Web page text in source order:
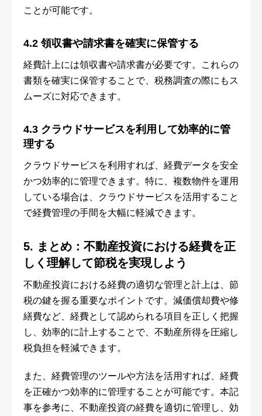
ことが可能です。
4.2 領収書や請求書を確実に保管する
経費計上には領収書や請求書が必要です。これらの
書類を確実に保管することで、税務調査の際にもス
ムーズに対応できます。
4.3 クラウドサービスを利用して効率的に管
理する
クラウドサービスを利用すれば、経費データを安全
かつ効率的に管理できます。特に、複数物件を運用
している場合は、クラウドサービスを活用すること
で経費管理の手間を大幅に軽減できます。
5. まとめ：不動産投資における経費を正
しく理解して節税を実現しよう
不動産投資における経費の適切な管理と計上は、節
税の鍵を握る重要なポイントです。減価償却費や修
繕費など、経費として認められる項目を正しく把握
し、効率的に計上することで、不動産所得を圧縮し
税負担を軽減できます。
また、経費管理のツールや方法を活用すれば、経費
を正確かつ効率的に管理することが可能です。本記
事を参考に、不動産投資の経費を適切に管理し、効